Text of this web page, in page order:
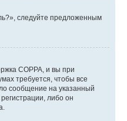
следуйте предложенным
COPPA, и вы при
требуется, чтобы все
сообщение на указанный
либо он